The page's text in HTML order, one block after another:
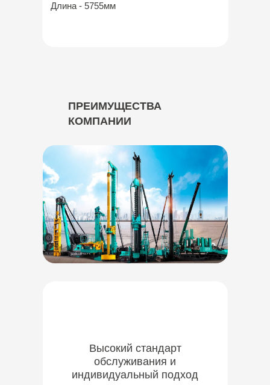
Длина - 5755мм
ПРЕИМУЩЕСТВА
КОМПАНИИ
Высокий стандарт
обслуживания и
индивидуальный подход